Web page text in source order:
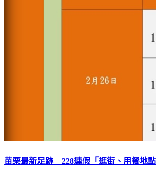
苗栗最新足跡 228連假「逛街、用餐地點